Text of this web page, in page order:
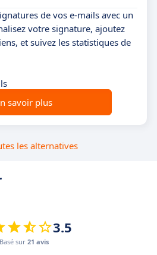
de vos e-mails avec un
votre signature, ajoutez
et suivez les statistiques de
savoir plus
les alternatives
3.5
Basé sur 21 avis